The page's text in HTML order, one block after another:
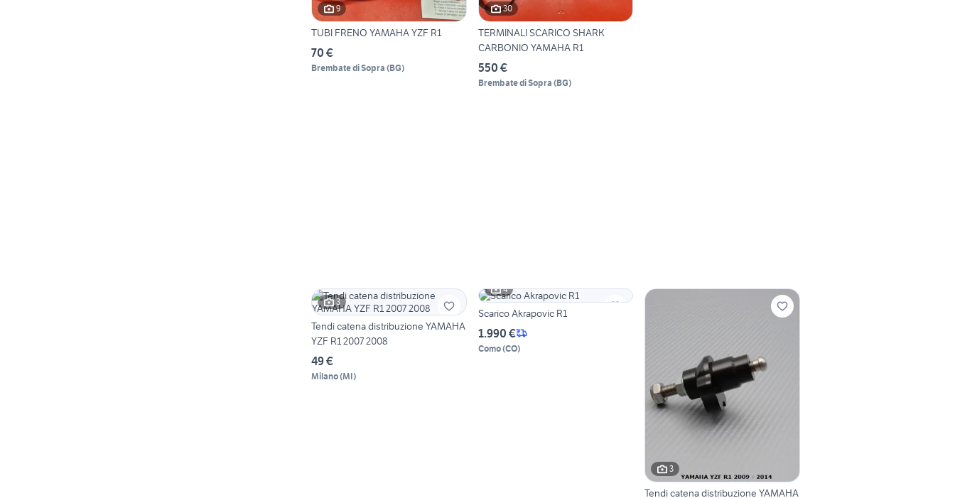
9
TUBI FRENO YAMAHA YZF R1
70 €
Brembate di Sopra (BG)
30
TERMINALI SCARICO SHARK
CARBONIO YAMAHA R1
550 €
Brembate di Sopra (BG)
3
Tendi catena distribuzione YAMAHA
YZF R1 2007 2008
49 €
Milano(MI)
4
Scarico Akrapovic R1
1.990 €
Como(CO)
3
Tendi catena distribuzione YAMAHA